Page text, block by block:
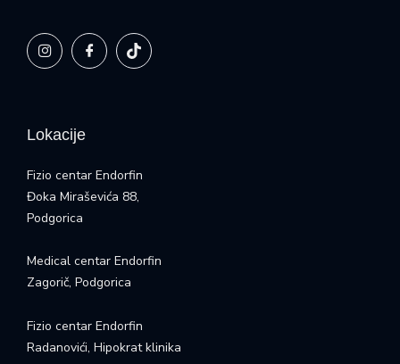
Lokacije
Fizio centar Endorfin
Đoka Miraševića 88,
Podgorica
Medical centar Endorfin
Zagorič, Podgorica
Fizio centar Endorfin
Radanovići, Hipokrat klinika